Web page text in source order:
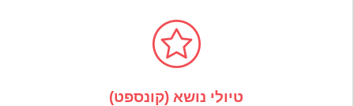
טיולי נושא (קונספט)